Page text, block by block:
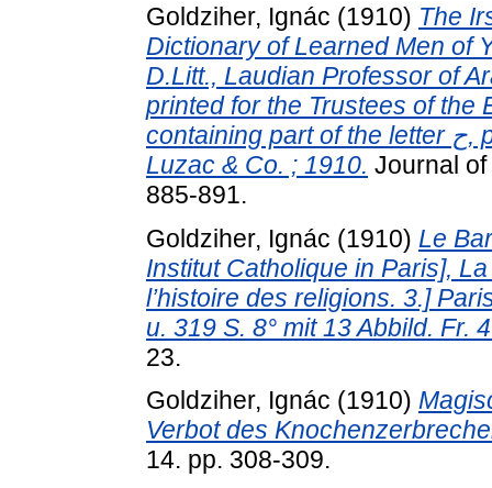
Goldziher, Ignác (1910) The
Dictionary of Learned Men of
D.Litt., Laudian Professor of
printed for the Trustees of the
containing part of the letter ح, pp. xv + 219. Leyden, Brill ; London,
Luzac & Co. ; 1910. Journal
885-891.
Goldziher, Ignác (1910) Le
Institut Catholique in Paris],
l’histoire des religions. 3.]
u. 319 S. 8° mit 13 Abbild. Fr.
23.
Goldziher, Ignác (1910)
Verbot des
14. pp. 308-309.